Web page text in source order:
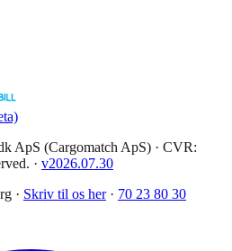
ApS (Cargomatch ApS) · CVR:
· v2026.07.30
· Skriv til os her · 70 23 80 30